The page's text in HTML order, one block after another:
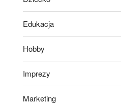
Edukacja
Hobby
Imprezy
Marketing